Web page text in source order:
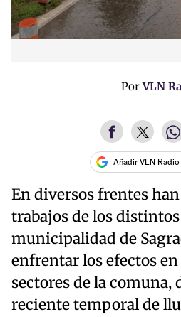
PorVLN
Añadir VLN
En diversos frentes
trabajos de los
municipalidad de
enfrentar los efectos
sectores de la comuna,
reciente temporal de